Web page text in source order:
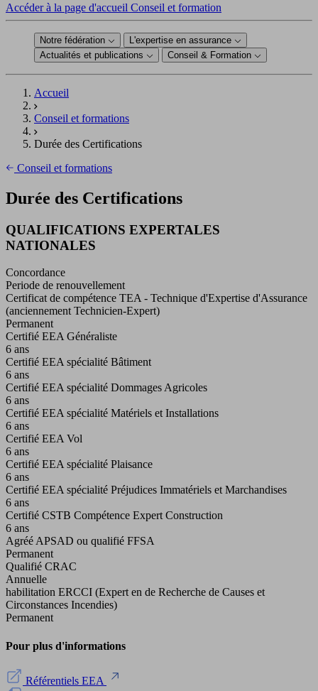
Accéder à la page d'accueil Conseil et formation
Notre fédération
L'expertise en assurance
Actualités et publications
Conseil & Formation
Accueil
Conseil et formations
Durée des Certifications
Conseil et formations
Durée des Certifications
QUALIFICATIONS EXPERTALES
NATIONALES
Concordance
Periode de renouvellement
Certificat de compétence TEA - Technique d'Expertise d'Assurance
(anciennement Technicien-Expert)
Permanent
Certifié EEA Généraliste
6 ans
Certifié EEA spécialité Bâtiment
6 ans
Certifié EEA spécialité Dommages Agricoles
6 ans
Certifié EEA spécialité Matériels et Installations
6 ans
Certifié EEA Vol
6 ans
Certifié EEA spécialité Plaisance
6 ans
Certifié EEA spécialité Préjudices Immatériels et Marchandises
6 ans
Certifié CSTB Compétence Expert Construction
6 ans
Agréé APSAD ou qualifié FFSA
Permanent
Qualifié CRAC
Annuelle
habilitation ERCCI (Expert en de Recherche de Causes et
Circonstances Incendies)
Permanent
Pour plus d'informations
Référentiels EEA